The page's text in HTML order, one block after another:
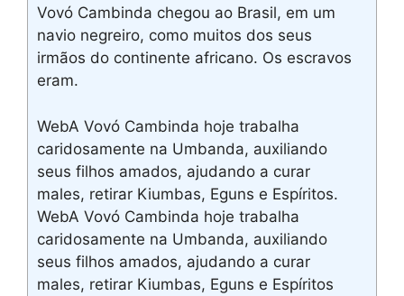
Vovó Cambinda chegou ao Brasil, em um
navio negreiro, como muitos dos seus
irmãos do continente africano. Os escravos
eram.
WebA Vovó Cambinda hoje trabalha
caridosamente na Umbanda, auxiliando
seus filhos amados, ajudando a curar
males, retirar Kiumbas, Eguns e Espíritos.
WebA Vovó Cambinda hoje trabalha
caridosamente na Umbanda, auxiliando
seus filhos amados, ajudando a curar
males, retirar Kiumbas, Eguns e Espíritos